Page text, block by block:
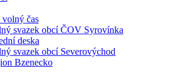
čas
svazek obcí ČOV Syrovínka
deska
svazek obcí Severovýchod
Bzenecko